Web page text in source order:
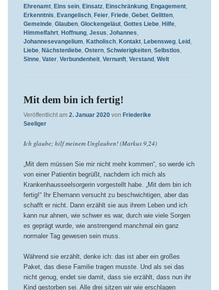
Ehrenamt, Eins sein, Einsatz, Einschränkung, Engagement,
Erkenntnis, Evangelisch, Feier, Friede, Gebet, Gelitten,
Gemeinde, Glauben, Glockengeläut, Gottes Liebe, Hilfe,
Himmelfahrt, Hoffnung, Jesus, Johannes,
Johannesevangelium, Katholisch, Kontakt, Lebensweg, Leid ,
Liebe, Nächstenliebe, Ostern, Schwierigkeiten, Selbstlos,
Sinne, Vater, Verbundenheit, Vernunft, Verstand , Welt
Mit dem bin ich fertig!
Veröffentlicht am 2. Januar 2020 von Friederike
Seeliger
Ich glaube; hilf meinem Unglauben! (Markus 9,24)
„Mit dem müssen Sie mir nicht mehr kommen“, so werde ich
von einer Patientin begrüßt, nachdem ich mich als
Krankenhausseelsorgerin vorgestellt habe. „Mit dem bin ich
fertig!“ Ihr Ehemann versucht zu beschwichtigen, aber das
schafft er nicht. Dann erzählt sie aus ihrem Leben und ich
kann nur ahnen, wie schwer es war, durch wie viele Sorgen
es geprägt wurde, wie anstrengend manchmal ein ganz
normaler Tag gewesen sein muss.
Während sie erzählt, denke ich: das ist aber ein großes
Paket, das diese Familie tragen musste. Und als sei das
nicht genug, endet sie damit, dass sie erzählt, dass nun ihr
Kind gestorben sei. Alle drei sitzen wir wie erschlagen